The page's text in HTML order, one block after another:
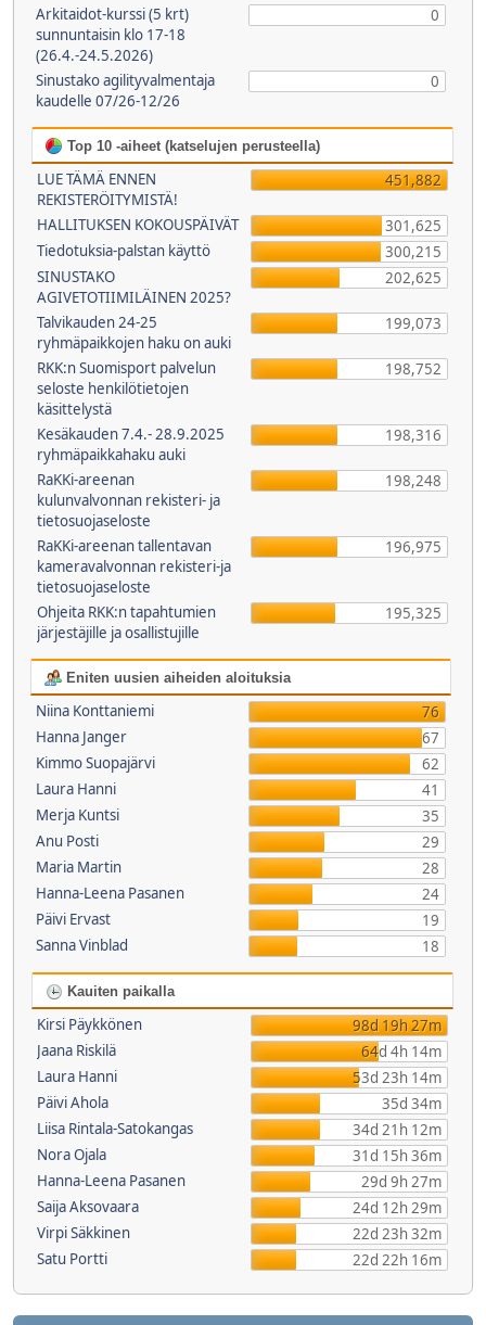
Arkitaidot-kurssi (5 krt)
sunnuntaisin klo 17-18
(26.4.-24.5.2026)
0
Sinustako agilityvalmentaja
kaudelle 07/26-12/26
0
Top 10 -aiheet (katselujen perusteella)
LUE TÄMÄ ENNEN
REKISTERÖITYMISTÄ!
451,882
HALLITUKSEN KOKOUSPÄIVÄT
301,625
Tiedotuksia-palstan käyttö
300,215
SINUSTAKO
AGIVETOTIIMILÄINEN 2025?
202,625
Talvikauden 24-25
ryhmäpaikkojen haku on auki
199,073
RKK:n Suomisport palvelun
seloste henkilötietojen
käsittelystä
198,752
Kesäkauden 7.4.- 28.9.2025
ryhmäpaikkahaku auki
198,316
RaKKi-areenan
kulunvalvonnan rekisteri- ja
tietosuojaseloste
198,248
RaKKi-areenan tallentavan
kameravalvonnan rekisteri-ja
tietosuojaseloste
196,975
Ohjeita RKK:n tapahtumien
järjestäjille ja osallistujille
195,325
Eniten uusien aiheiden aloituksia
Niina Konttaniemi
76
Hanna Janger
67
Kimmo Suopajärvi
62
Laura Hanni
41
Merja Kuntsi
35
Anu Posti
29
Maria Martin
28
Hanna-Leena Pasanen
24
Päivi Ervast
19
Sanna Vinblad
18
Kauiten paikalla
Kirsi Päykkönen
98d 19h 27m
Jaana Riskilä
64d 4h 14m
Laura Hanni
53d 23h 14m
Päivi Ahola
35d 34m
Liisa Rintala-Satokangas
34d 21h 12m
Nora Ojala
31d 15h 36m
Hanna-Leena Pasanen
29d 9h 27m
Saija Aksovaara
24d 12h 29m
Virpi Säkkinen
22d 23h 32m
Satu Portti
22d 22h 16m